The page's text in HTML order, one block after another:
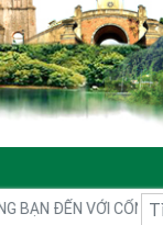
ĐẾN VỚI CỔNG